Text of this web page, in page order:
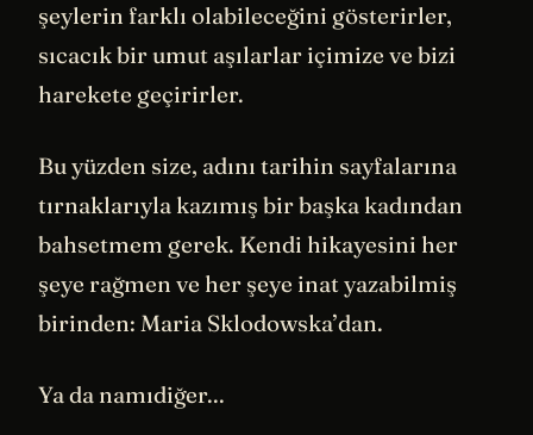
şeylerin farklı olabileceğini gösterirler,
sıcacık bir umut aşılarlar içimize ve bizi
harekete geçirirler.
Bu yüzden size, adını tarihin sayfalarına
tırnaklarıyla kazımış bir başka kadından
bahsetmem gerek. Kendi hikayesini her
şeye rağmen ve her şeye inat yazabilmiş
birinden: Maria Sklodowska’dan.
Ya da namıdiğer...